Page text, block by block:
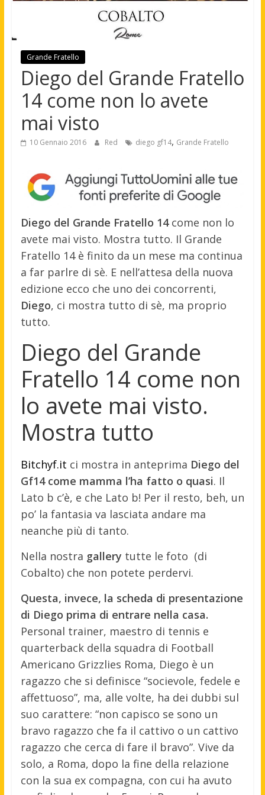
Grande Fratello
Diego del Grande Fratello
14 come non lo avete
mai visto
10 Gennaio 2016 Red diego gf14, Grande Fratello
Diego del Grande Fratello 14come non lo
avete mai visto. Mostra tutto. Il Grande
Fratello 14 è finito da un mese ma continua
a far parlre di sè. E nell’attesa della nuova
edizione ecco che uno dei concorrenti,
Diego, ci mostra tutto di sè, ma proprio
tutto.
Diego del Grande
Fratello 14 come non
lo avete mai visto.
Mostra tutto
Bitchyf.it ci mostra in anteprima Diego del
Gf14 come mamma l’ha fatto o quasi. Il
Lato b c’è, e che Lato b! Per il resto, beh, un
po’ la fantasia va lasciata andare ma
neanche più di tanto.
Nella nostra gallery tutte le foto (di
Cobalto) che non potete perdervi.
Questa, invece, la scheda di presentazione
di Diego prima di entrare nella casa.
Personal trainer, maestro di tennis e
quarterback della squadra di Football
Americano Grizzlies Roma, Diego è un
ragazzo che si definisce “socievole, fedele e
affettuoso”, ma, alle volte, ha dei dubbi sul
suo carattere: “non capisco se sono un
bravo ragazzo che fa il cattivo o un cattivo
ragazzo che cerca di fare il bravo”. Vive da
solo, a Roma, dopo la fine della relazione
con la sua ex compagna, con cui ha avuto